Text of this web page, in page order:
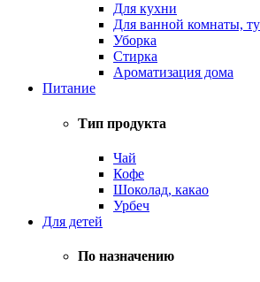
Для кухни
Для ванной комнаты,
Уборка
Стирка
Ароматизация дома
Питание
Тип продукта
Чай
Кофе
Шоколад, какао
Урбеч
Для детей
По назначению